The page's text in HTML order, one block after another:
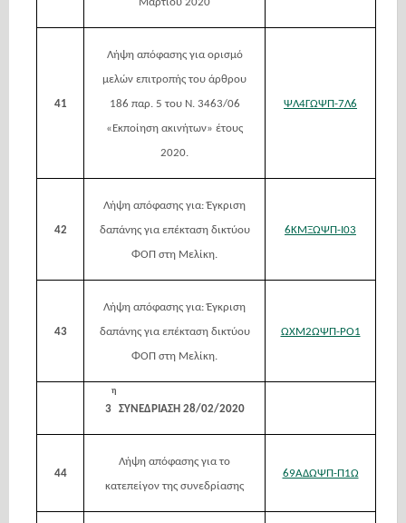
Μαρτίου 2020
41
Λήψη απόφασης για ορισμό
μελών επιτροπής του άρθρου
186 παρ. 5 του Ν. 3463/06
«Εκποίηση ακινήτων» έτους
2020.
ΨΛ4ΓΩΨΠ-7Λ6
42
Λήψη απόφασης για: Έγκριση
δαπάνης για επέκταση δικτύου
ΦΟΠ στη Μελίκη.
6ΚΜΞΩΨΠ-Ι03
43
Λήψη απόφασης για: Έγκριση
δαπάνης για επέκταση δικτύου
ΦΟΠ στη Μελίκη.
ΩΧΜ2ΩΨΠ-ΡΟ1
3
η
ΣΥΝΕΔΡΙΑΣΗ 28/02/2020
44
Λήψη απόφασης για το
κατεπείγον της συνεδρίασης
69ΑΔΩΨΠ-Π1Ω